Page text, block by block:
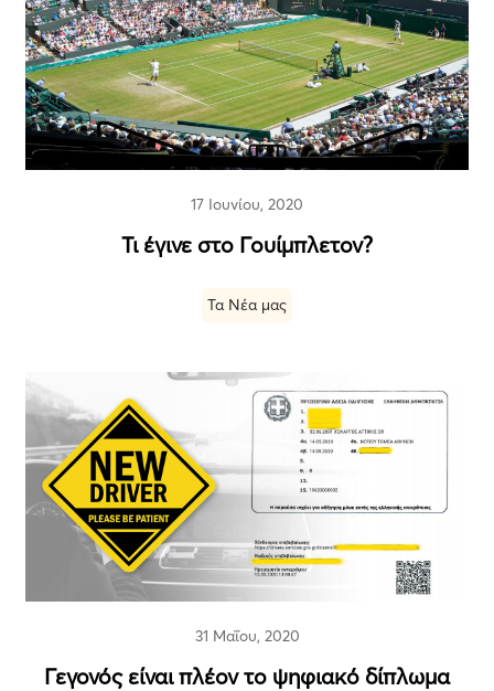
17 Ιουνίου, 2020
Τι έγινε στο Γουίμπλετον?
Τα Νέα μας
31 Μαΐου, 2020
Γεγονός είναι πλέον το ψηφιακό δίπλωμα